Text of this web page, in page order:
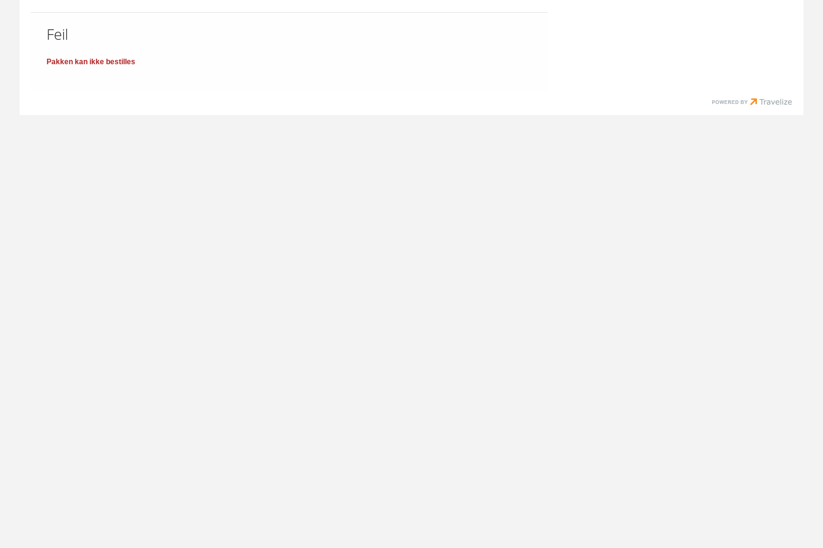
Feil
Pakken kan ikke bestilles